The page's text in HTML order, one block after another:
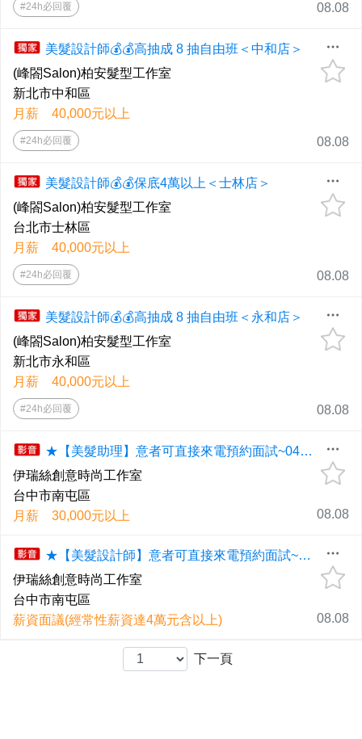
#24h必回覆 08.08
美髮設計師💰💰高抽成 8 抽自由班＜中和店＞
(峰閤Salon)柏安髮型工作室
新北市中和區
月薪 40,000元以上
#24h必回覆 08.08
美髮設計師💰💰保底4萬以上＜士林店＞
(峰閤Salon)柏安髮型工作室
台北市士林區
月薪 40,000元以上
#24h必回覆 08.08
美髮設計師💰💰高抽成 8 抽自由班＜永和店＞
(峰閤Salon)柏安髮型工作室
新北市永和區
月薪 40,000元以上
#24h必回覆 08.08
★【美髮助理】意者可直接來電預約面試~04-24529828(紀小姐)
伊瑞絲創意時尚工作室
台中市南屯區
月薪 30,000元以上
08.08
★【美髮設計師】意者可直接來電預約面試~04-24529828(紀小姐)
伊瑞絲創意時尚工作室
台中市南屯區
薪資面議(經常性薪資達4萬元含以上)
08.08
下一頁